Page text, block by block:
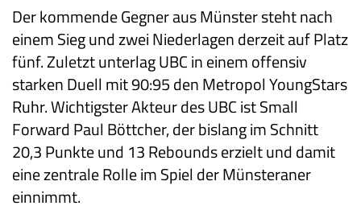
Der kommende Gegner aus Münster steht nach
einem Sieg und zwei Niederlagen derzeit auf Platz
fünf. Zuletzt unterlag UBC in einem offensiv
starken Duell mit 90:95 den Metropol YoungStars
Ruhr. Wichtigster Akteur des UBC ist Small
Forward Paul Böttcher, der bislang im Schnitt
20,3 Punkte und 13 Rebounds erzielt und damit
eine zentrale Rolle im Spiel der Münsteraner
einnimmt.